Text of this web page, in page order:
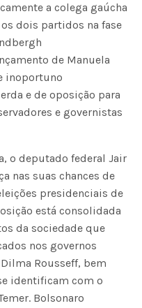
a colega gaúcha
dois partidos na fase
de Manuela
inoportuno
e de oposição para
e governistas
o deputado federal Jair
nas suas chances de
presidenciais de
está consolidada
da sociedade que
nos governos
Rousseff, bem
identificam com o
Bolsonaro